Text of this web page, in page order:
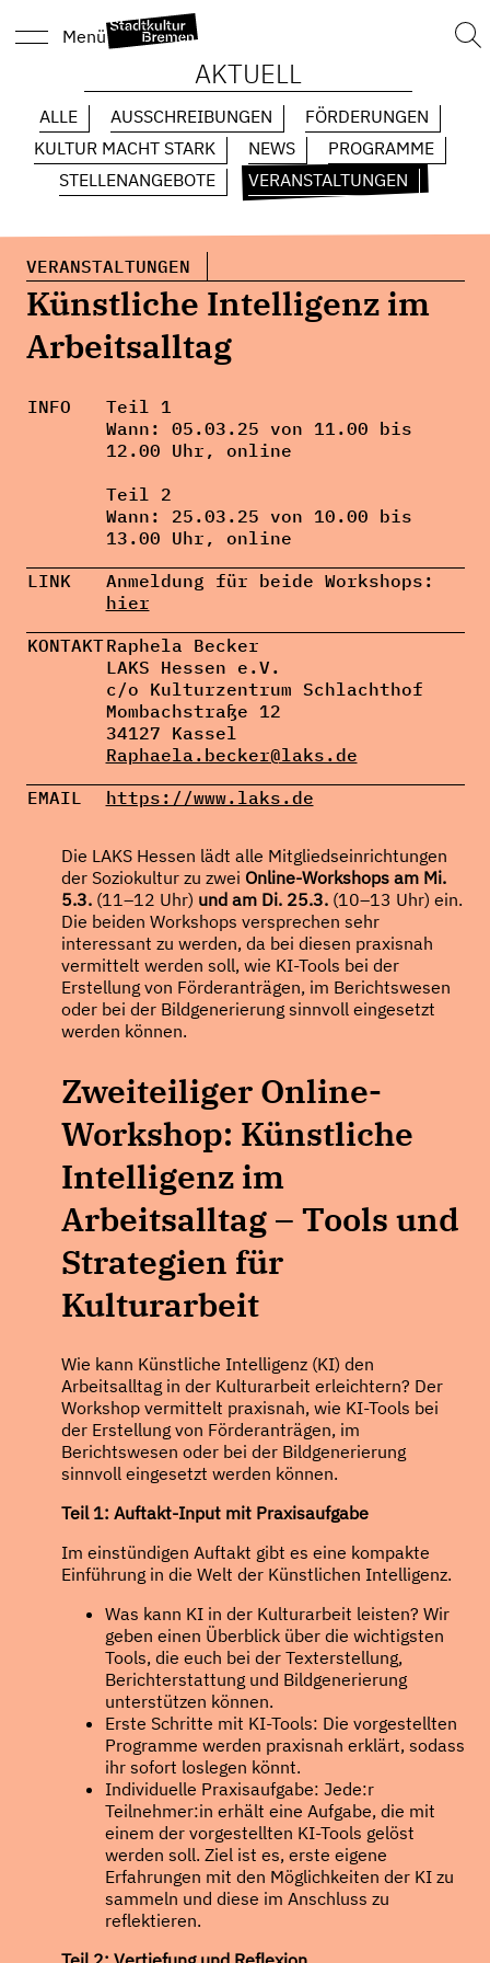
Menü
AKTUELL
ALLE AUSSCHREIBUNGEN
FÖRDERUNGEN
KULTUR MACHT STARK
NEWS
PROGRAMME
STELLENANGEBOTE
VERANSTALTUNGEN
VERANSTALTUNGEN
Künstliche Intelligenz im
Arbeitsalltag
INFO
Teil 1
Wann: 05.03.25 von 11.00 bis
12.00 Uhr, online
Teil 2
Wann: 25.03.25 von 10.00 bis
13.00 Uhr, online
LINK
Anmeldung für beide Workshops:
hier
KONTAKTRaphela Becker
LAKS Hessen e.V.
c/o Kulturzentrum Schlachthof
Mombachstraße 12
34127 Kassel
Raphaela.becker@laks.de
EMAIL
https://www.laks.de
Die LAKS Hessen lädt alle Mitgliedseinrichtungen
der Soziokultur zu zwei Online-Workshops am Mi.
5.3.(11–12 Uhr) und am Di. 25.3.(10–13 Uhr) ein.
Die beiden Workshops versprechen sehr
interessant zu werden, da bei diesen praxisnah
vermittelt werden soll, wie KI-Tools bei der
Erstellung von Förderanträgen, im Berichtswesen
oder bei der Bildgenerierung sinnvoll eingesetzt
werden können.
Zweiteiliger Online-
Workshop: Künstliche
Intelligenz im
Arbeitsalltag – Tools und
Strategien für
Kulturarbeit
Wie kann Künstliche Intelligenz (KI) den
Arbeitsalltag in der Kulturarbeit erleichtern? Der
Workshop vermittelt praxisnah, wie KI-Tools bei
der Erstellung von Förderanträgen, im
Berichtswesen oder bei der Bildgenerierung
sinnvoll eingesetzt werden können.
Teil 1: Auftakt-Input mit Praxisaufgabe
Im einstündigen Auftakt gibt es eine kompakte
Einführung in die Welt der Künstlichen Intelligenz.
Was kann KI in der Kulturarbeit leisten? Wir
geben einen Überblick über die wichtigsten
Tools, die euch bei der Texterstellung,
Berichterstattung und Bildgenerierung
unterstützen können.
Erste Schritte mit KI-Tools: Die vorgestellten
Programme werden praxisnah erklärt, sodass
ihr sofort loslegen könnt.
Individuelle Praxisaufgabe: Jede:r
Teilnehmer:in erhält eine Aufgabe, die mit
einem der vorgestellten KI-Tools gelöst
werden soll. Ziel ist es, erste eigene
Erfahrungen mit den Möglichkeiten der KI zu
sammeln und diese im Anschluss zu
reflektieren.